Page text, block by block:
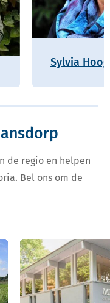
Sylvia
de regio en helpen
Bel ons om de